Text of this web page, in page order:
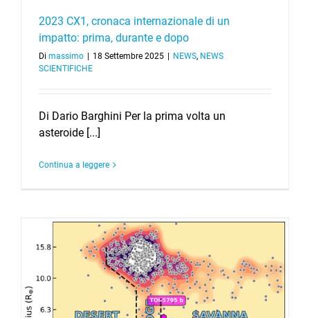
2023 CX1, cronaca internazionale di un
impatto: prima, durante e dopo
Di massimo | 18 Settembre 2025 | NEWS, NEWS
SCIENTIFICHE
Di Dario Barghini Per la prima volta un
asteroide [...]
Continua a leggere